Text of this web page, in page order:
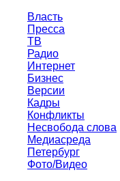
Власть
Пресса
ТВ
Радио
Интернет
Бизнес
Версии
Кадры
Конфликты
Несвобода слова
Медиасреда
Петербург
Фото/Видео